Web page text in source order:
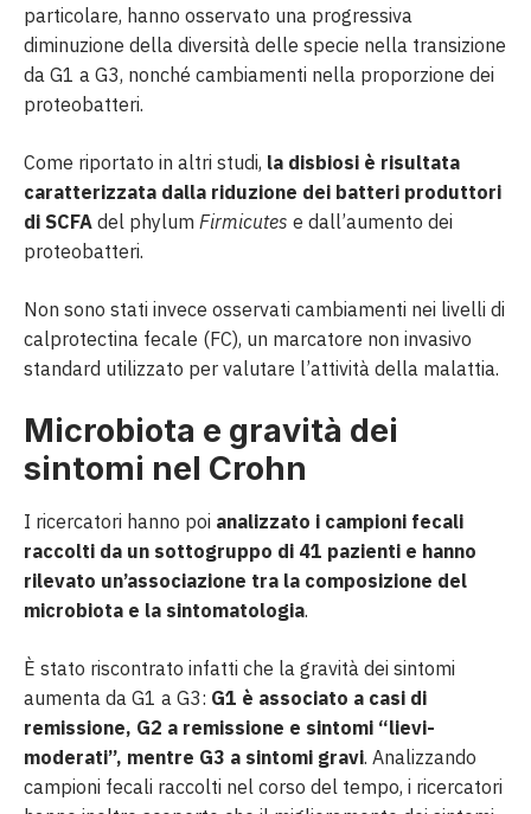
particolare, hanno osservato una progressiva
diminuzione della diversità delle specie nella transizione
da G1 a G3, nonché cambiamenti nella proporzione dei
proteobatteri.
Come riportato in altri studi, la disbiosi è risultata
caratterizzata dalla riduzione dei batteri produttori
di SCFA del phylum Firmicutes e dall’aumento dei
proteobatteri.
Non sono stati invece osservati cambiamenti nei livelli di
calprotectina fecale (FC), un marcatore non invasivo
standard utilizzato per valutare l’attività della malattia.
Microbiota e gravità dei
sintomi nel Crohn
I ricercatori hanno poi analizzato i campioni fecali
raccolti da un sottogruppo di 41 pazienti e hanno
rilevato un’associazione tra la composizione del
microbiota e la sintomatologia.
È stato riscontrato infatti che la gravità dei sintomi
aumenta da G1 a G3: G1 è associato a casi di
remissione, G2 a remissione e sintomi “lievi-
moderati”, mentre G3 a sintomi gravi. Analizzando
campioni fecali raccolti nel corso del tempo, i ricercatori